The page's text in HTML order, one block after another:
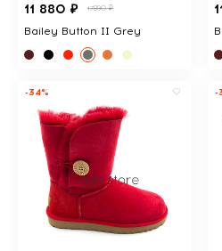
11 880 ₽ 17890 ₽
Bailey Button II Grey
-34% -